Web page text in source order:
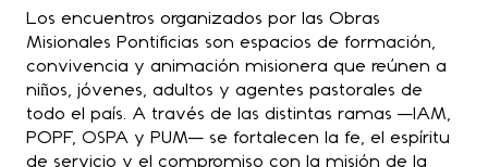
Los encuentros organizados por las Obras
Misionales Pontificias son espacios de formación,
convivencia y animación misionera que reúnen a
niños, jóvenes, adultos y agentes pastorales de
todo el país. A través de las distintas ramas —IAM,
POPF, OSPA y PUM— se fortalecen la fe, el espíritu
de servicio y el compromiso con la misión de la